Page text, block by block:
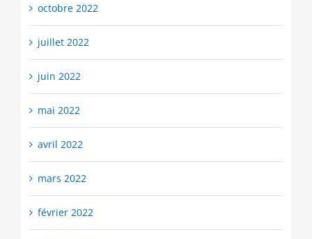
octobre 2022
juillet 2022
juin 2022
mai 2022
avril 2022
mars 2022
février 2022